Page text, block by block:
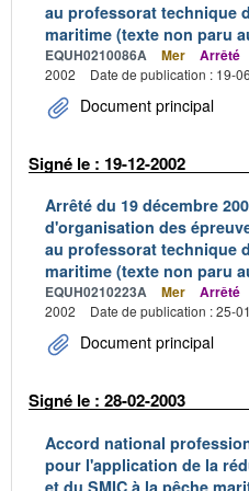
au professorat technique
maritime (texte non paru
EQUH0210086A Mer Arrêté
2002
Date de publication : 19-
Document principal
Signé le : 19-12-2002
Arrêté du 19 décembre
d'organisation des
au professorat technique
maritime (texte non paru
EQUH0210223A Mer Arrêté
2002
Date de publication : 25-
Document principal
Signé le : 28-02-2003
Accord national
pour l'application de la
et du SMIC à la pêche